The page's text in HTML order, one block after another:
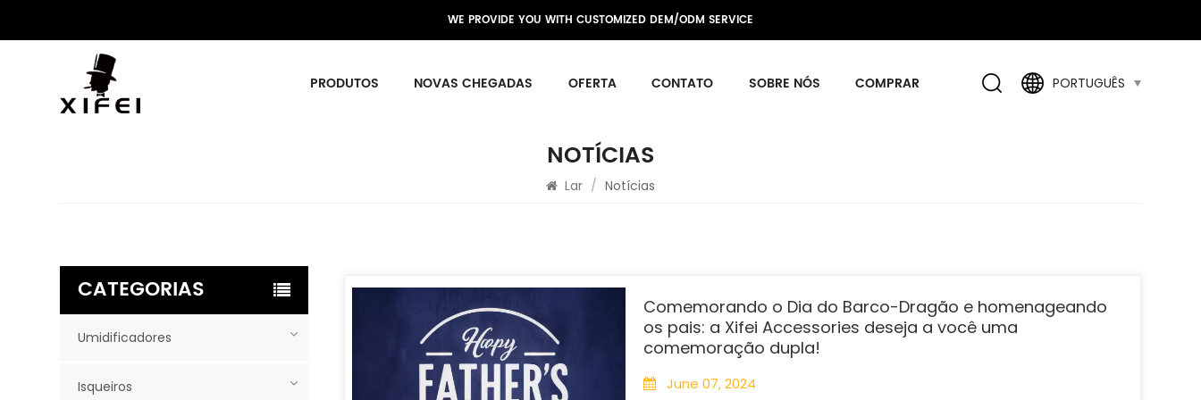
WE PROVIDE YOU WITH CUSTOMIZED DEM/ODM SERVICE
PRODUTOS NOVAS CHEGADAS OFERTA CONTATO SOBRE NÓS COMPRAR PORTUGUÊS
NOTÍCIAS
Lar / Notícias
Comemorando o Dia do Barco-Dragão e homenageando
os pais: a Xifei Accessories deseja a você uma
comemoração dupla!
June 07, 2024
CATEGORIAS
Umidificadores
Isqueiros